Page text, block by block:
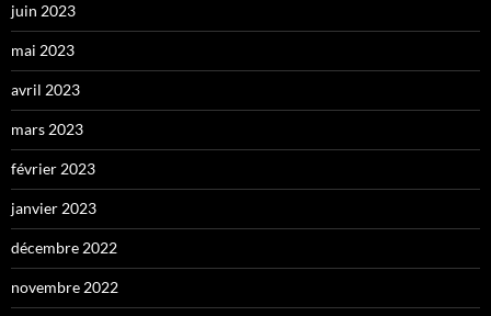
juin 2023
mai 2023
avril 2023
mars 2023
février 2023
janvier 2023
décembre 2022
novembre 2022